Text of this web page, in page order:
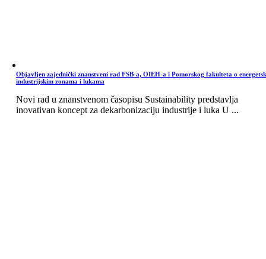
Objavljen zajednički znanstveni rad FSB-a, OIEH-a i Pomorskog fakulteta o
industrijskim zonama i lukama
Novi rad u znanstvenom časopisu Sustainability predstavlja
inovativan koncept za dekarbonizaciju industrije i luka U ...